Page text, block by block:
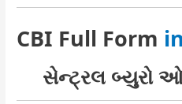
CBI Full Form
સેન્ટ્રલ બ્યુરો